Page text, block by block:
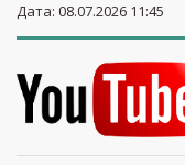
Дата: 08.07.2026 11:45